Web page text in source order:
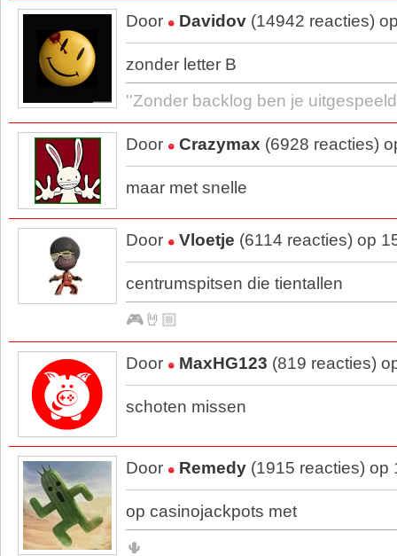
Door Davidov (14942 reacties)
zonder letter B
''Zonder backlog ben je
Door Crazymax (6928 reacties)
maar met snelle
Door Vloetje (6114 reacties) op
centrumspitsen die tientallen
🎮🤘🏼
Door MaxHG123 (819 reacties)
schoten missen
Door Remedy (1915 reacties) op
op casinojackpots met
🌵